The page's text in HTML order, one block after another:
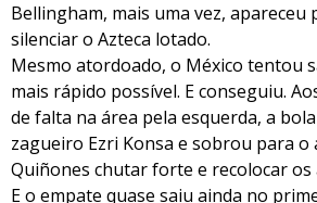
Bellingham, mais uma vez, apareceu
silenciar o Azteca lotado.
Mesmo atordoado, o México tentou
mais rápido possível. E conseguiu.
de falta na área pela esquerda, a
zagueiro Ezri Konsa e sobrou para o
Quiñones chutar forte e recolocar
E o empate quase saiu ainda no